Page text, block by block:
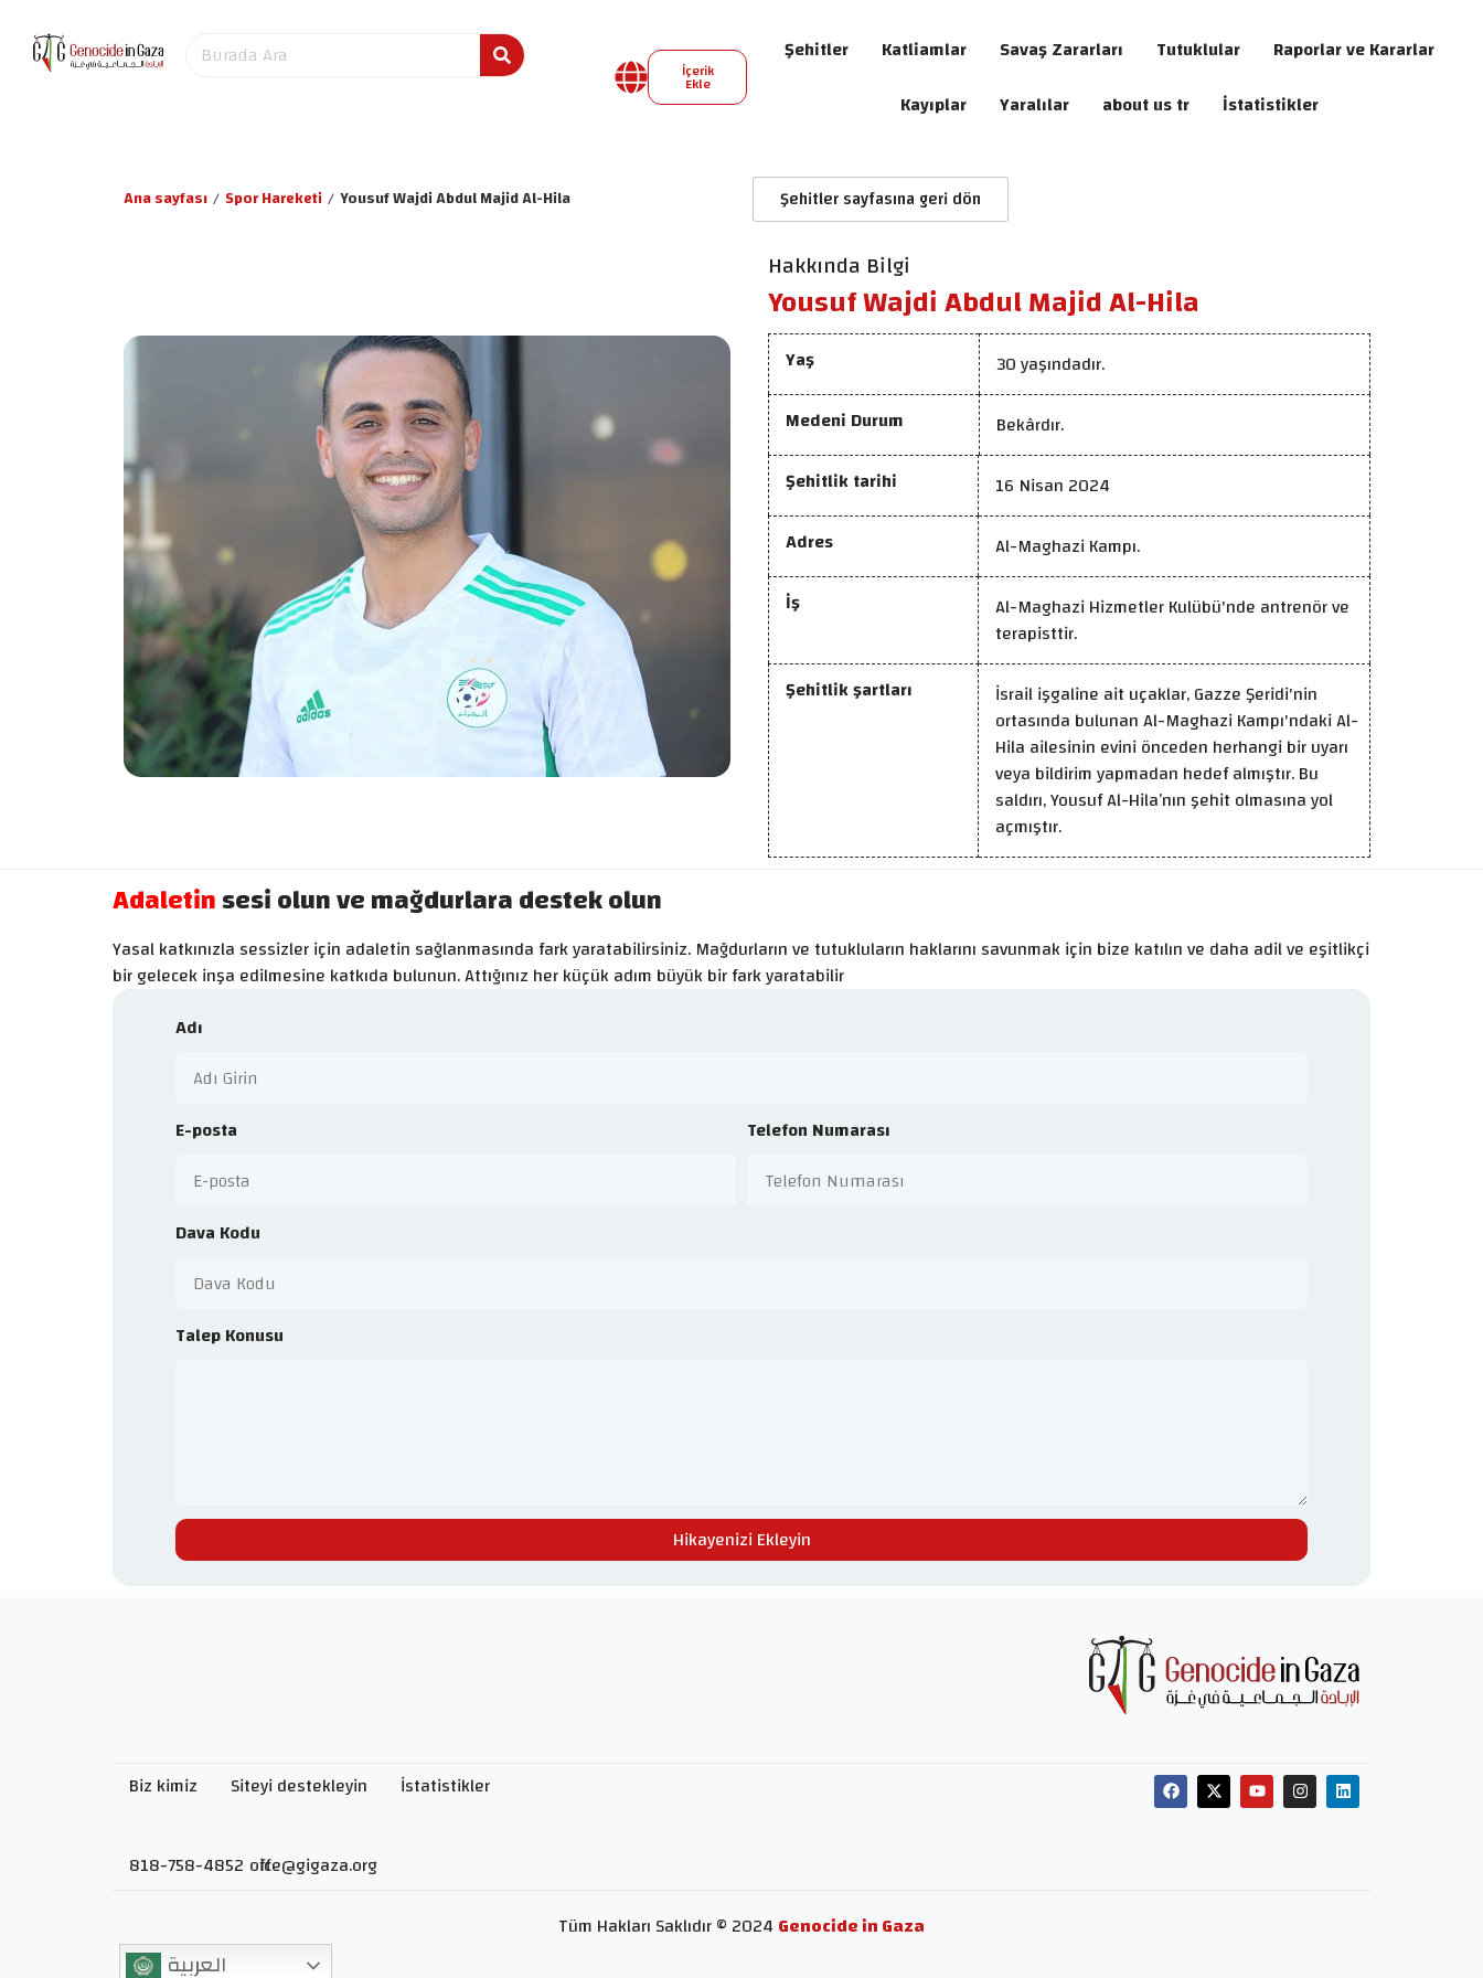
İçerik
Ekle
Şehitler Katliamlar Savaş Zararları Tutuklular
Raporlar ve Kararlar
Kayıplar
Yaralılar about us tr İstatistikler
Ana sayfası/ Spor Hareketi/Yousuf Wajdi Abdul Majid Al-Hila Şehitler sayfasına geri dön
Hakkında Bilgi
Yousuf Wajdi Abdul Majid Al-Hila
Yaş
30 yaşındadır.
Medeni Durum
Bekârdır.
Şehitlik tarihi
16 Nisan 2024
Adres
Al-Maghazi Kampı.
İş
Al-Maghazi Hizmetler Kulübü'nde antrenör ve
terapisttir.
Şehitlik şartları
İsrail işgaline ait uçaklar, Gazze Şeridi'nin
ortasında bulunan Al-Maghazi Kampı'ndaki Al-
Hila ailesinin evini önceden herhangi bir uyarı
veya bildirim yapmadan hedef almıştır. Bu
saldırı, Yousuf Al-Hila’nın şehit olmasına yol
açmıştır.
Adaletinsesi olun ve mağdurlara destek olun
Yasal katkınızla sessizler için adaletin sağlanmasında fark yaratabilirsiniz. Mağdurların ve tutukluların haklarını savunmak için bize katılın ve daha adil ve eşitlikçi
bir gelecek inşa edilmesine katkıda bulunun. Attığınız her küçük adım büyük bir fark yaratabilir
Adı
E-posta Telefon Numarası
Dava Kodu
Talep Konusu
Hikayenizi Ekleyin
Biz kimiz Siteyi destekleyin İstatistikler
818-758-4852 office@gigaza.org
Tüm Hakları Saklıdır © 2024 Genocide in Gaza
العربية